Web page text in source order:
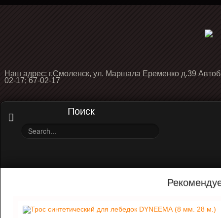
Наш адрес: г.Смоленск, ул. Маршала Еременко д.39
02-17; 67-02-17
Поиск